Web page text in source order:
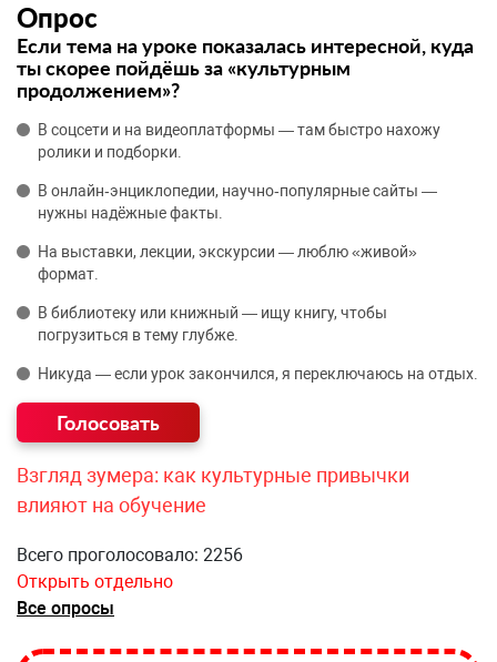
Опрос
Если тема на уроке показалась интересной, куда
ты скорее пойдёшь за «культурным
продолжением»?
В соцсети и на видеоплатформы — там быстро нахожу
ролики и подборки.
В онлайн‑энциклопедии, научно‑популярные сайты —
нужны надёжные факты.
На выставки, лекции, экскурсии — люблю «живой»
формат.
В библиотеку или книжный — ищу книгу, чтобы
погрузиться в тему глубже.
Никуда — если урок закончился, я переключаюсь на отдых.
Взгляд зумера: как культурные привычки
влияют на обучение
Всего проголосовало: 2256
Открыть отдельно
Все опросы